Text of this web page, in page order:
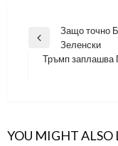
Навигация
Previous
Post
Защо точно
Зеленски
Тръмп заплашва
YOU MIGHT ALSO